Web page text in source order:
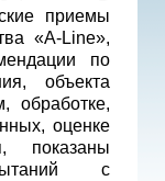
приемы
«A-Line»,
по
объекта
обработке,
оценке
показаны
с